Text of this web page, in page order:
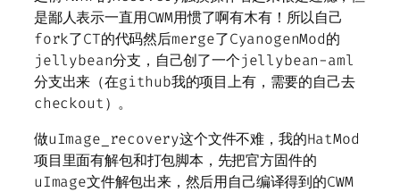
是鄙人表示一直用CWM用惯了啊有木有！所以自己
fork了CT的代码然后merge了CyanogenMod的
jellybean分支，自己创了一个jellybean-aml
分支出来（在github我的项目上有，需要的自己去
checkout）。
做uImage_recovery这个文件不难，我的HatMod
项目里面有解包和打包脚本，先把官方固件的
uImage文件解包出来，然后用自己编译得到的CWM